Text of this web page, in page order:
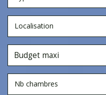
Localisation
Nb chambres